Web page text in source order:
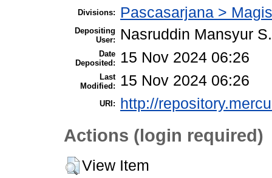
Divisions: Pascasarjana >
Depositing
User:
Nasruddin Mansyur
Date
Deposited:
15 Nov 2024 06:26
Last
Modified:
15 Nov 2024 06:26
URI: http://
Actions (login required)
View Item